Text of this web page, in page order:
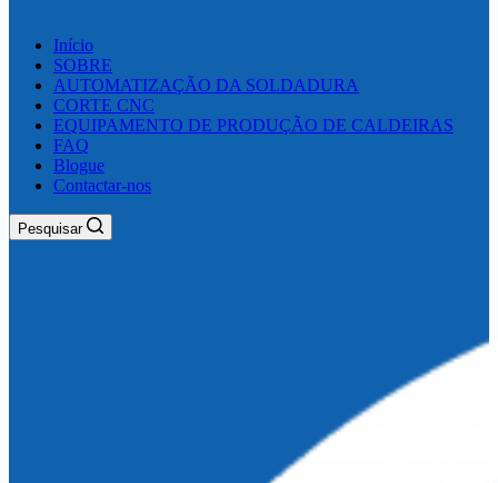
Início
SOBRE
AUTOMATIZAÇÃO DA SOLDADURA
CORTE CNC
EQUIPAMENTO DE PRODUÇÃO DE CALDEIRAS
FAQ
Blogue
Contactar-nos
Pesquisar